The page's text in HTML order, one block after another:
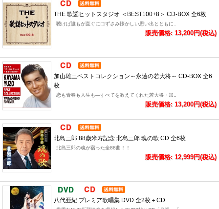
THE 歌謡ヒットスタジオ ＜BEST100+8＞ CD-BOX 全6枚
聴けば誰もが直ぐに口ずさみ懐かしい思い出とともに..
販売価格: 13,200円(税込)
加山雄三ベストコレクション～永遠の若大将～ CD-BOX 全6
枚
恋も青春も人生も―すべてを教えてくれた若大将・加..
販売価格: 13,200円(税込)
北島三郎 88歳米寿記念 北島三郎 魂の歌 CD 全6枚
北島三郎の魂が宿った全88曲！！
販売価格: 12,999円(税込)
八代亜紀 プレミア歌唱集 DVD 全2枚＋CD